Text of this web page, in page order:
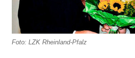
Foto: LZK Rheinland-Pfalz